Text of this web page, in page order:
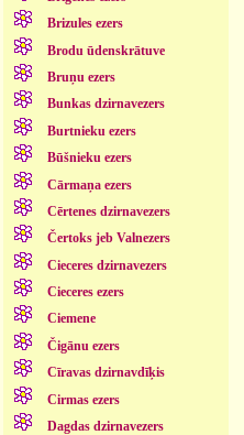
Brizules ezers
Brodu ūdenskrātuve
Bruņu ezers
Bunkas dzirnavezers
Burtnieku ezers
Būšnieku ezers
Cārmaņa ezers
Cērtenes dzirnavezers
Čertoks jeb Valnezers
Cieceres dzirnavezers
Cieceres ezers
Ciemene
Čigānu ezers
Cīravas dzirnavdīķis
Cirmas ezers
Dagdas dzirnavezers